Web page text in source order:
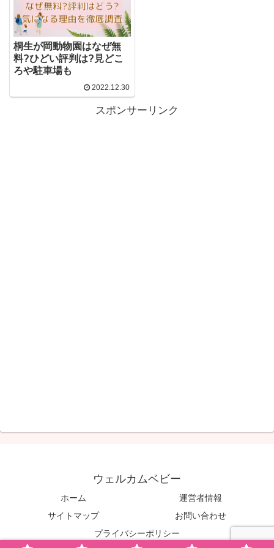
桐生が岡動物園はなぜ無
料?ひどい評判は?見どこ
ろや駐車場も
2022.12.30
スポンサーリンク
ウェルカムベビー
ホーム
運営者情報
サイトマップ
お問い合わせ
プライバシーポリシー